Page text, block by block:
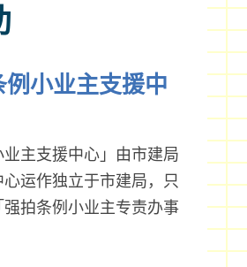
小业主支援中
业主支援中心」由市建局
运作独立于市建局，只
拍条例小业主专责办事